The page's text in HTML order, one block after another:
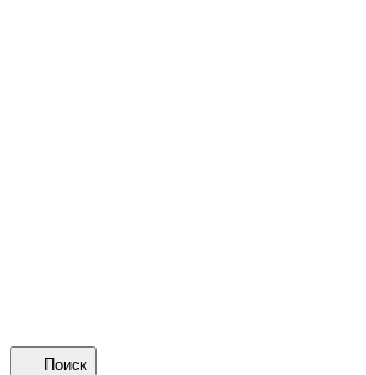
Поиск